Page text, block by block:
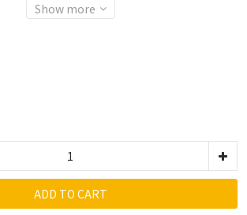
Show more
ADD TO CART